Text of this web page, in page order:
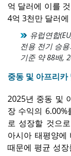
억 달러에 이를
4억 3천만 달러
유럽연합
전용 전기 승
기준 약 88배,
중동 및 아프리카
2025년 중동 및
장 수익의
로 성장할 것으
아시아 태평양에
때문에 평균 성